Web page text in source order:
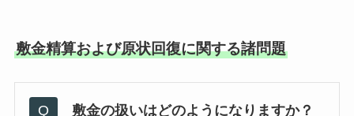
敷金精算および原状回復に関する諸問題
敷金の扱いはどのようになりますか？